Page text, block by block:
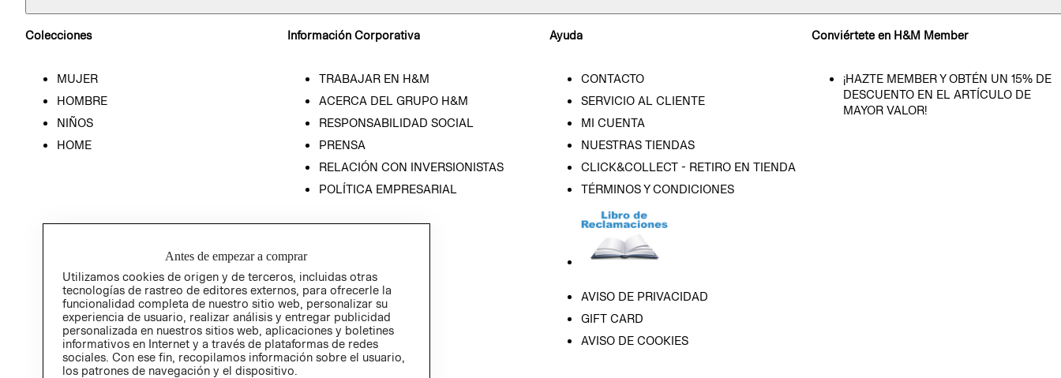
Colecciones
MUJER
HOMBRE
NIÑOS
HOME
Información Corporativa
TRABAJAR EN H&M
ACERCA DEL GRUPO H&M
RESPONSABILIDAD SOCIAL
PRENSA
RELACIÓN CON INVERSIONISTAS
POLÍTICA EMPRESARIAL
Ayuda
CONTACTO
SERVICIO AL CLIENTE
MI CUENTA
NUESTRAS TIENDAS
CLICK&COLLECT - RETIRO EN TIENDA
TÉRMINOS Y CONDICIONES
AVISO DE PRIVACIDAD
GIFT CARD
AVISO DE COOKIES
Conviértete en H&M Member
¡HAZTE MEMBER Y OBTÉN UN 15% DE
DESCUENTO EN EL ARTÍCULO DE
MAYOR VALOR!
Antes de empezar a comprar
Utilizamos cookies de origen y de terceros, incluidas otras
tecnologías de rastreo de editores externos, para ofrecerle la
funcionalidad completa de nuestro sitio web, personalizar su
experiencia de usuario, realizar análisis y entregar publicidad
personalizada en nuestros sitios web, aplicaciones y boletines
informativos en Internet y a través de plataformas de redes
sociales. Con ese fin, recopilamos información sobre el usuario,
los patrones de navegación y el dispositivo.